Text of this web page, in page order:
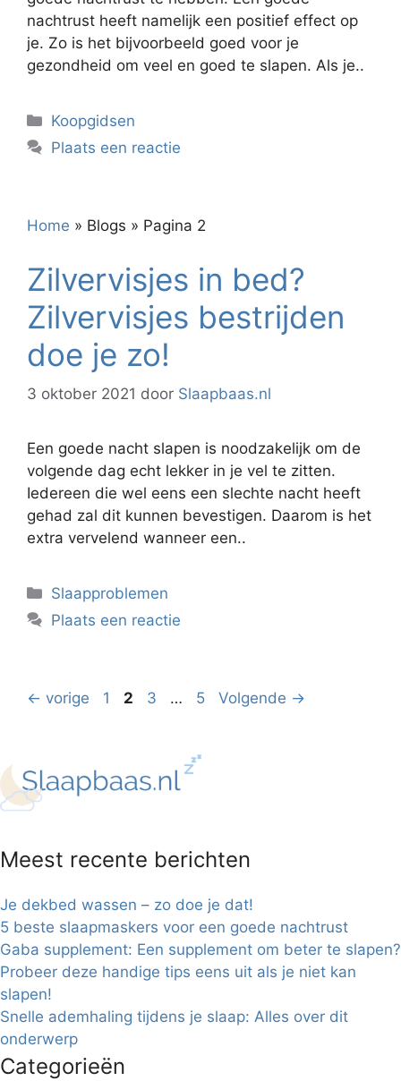
nachtrust heeft namelijk een positief effect op
je. Zo is het bijvoorbeeld goed voor je
gezondheid om veel en goed te slapen. Als je..
Categorieën
Koopgidsen
Plaats een reactie
Home » Blogs » Pagina 2
Zilvervisjes in bed?
Zilvervisjes bestrijden
doe je zo!
3 oktober 2021 door Slaapbaas.nl
Een goede nacht slapen is noodzakelijk om de
volgende dag echt lekker in je vel te zitten.
Iedereen die wel eens een slechte nacht heeft
gehad zal dit kunnen bevestigen. Daarom is het
extra vervelend wanneer een..
Categorieën
Slaapproblemen
Plaats een reactie
← vorige Pagina
1 Pagina
2 Pagina
3 … Pagina
5 Volgende →
Meest recente berichten
Je dekbed wassen – zo doe je dat!
5 beste slaapmaskers voor een goede nachtrust
Gaba supplement: Een supplement om beter te slapen?
Probeer deze handige tips eens uit als je niet kan
slapen!
Snelle ademhaling tijdens je slaap: Alles over dit
onderwerp
Categorieën